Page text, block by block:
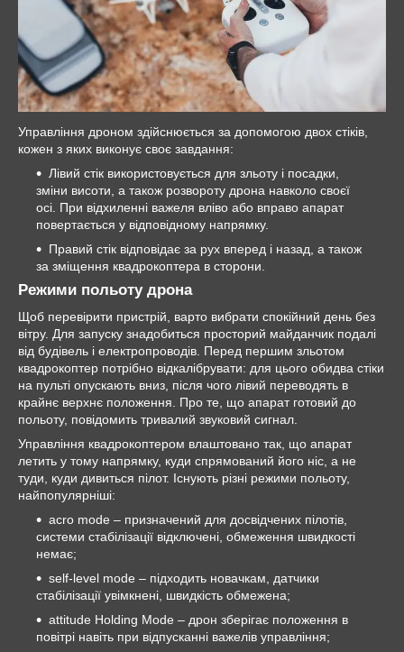
Управління дроном здійснюється за допомогою двох стіків,
кожен з яких виконує своє завдання:
Лівий стік використовується для зльоту і посадки,
зміни висоти, а також розвороту дрона навколо своєї
осі. При відхиленні важеля вліво або вправо апарат
повертається у відповідному напрямку.
Правий стік відповідає за рух вперед і назад, а також
за зміщення квадрокоптера в сторони.
Режими польоту дрона
Щоб перевірити пристрій, варто вибрати спокійний день без
вітру. Для запуску знадобиться просторий майданчик подалі
від будівель і електропроводів. Перед першим зльотом
квадрокоптер потрібно відкалібрувати: для цього обидва стіки
на пульті опускають вниз, після чого лівий переводять в
крайнє верхнє положення. Про те, що апарат готовий до
польоту, повідомить тривалий звуковий сигнал.
Управління квадрокоптером влаштовано так, що апарат
летить у тому напрямку, куди спрямований його ніс, а не
туди, куди дивиться пілот. Існують різні режими польоту,
найпопулярніші:
acro mode – призначений для досвідчених пілотів,
системи стабілізації відключені, обмеження швидкості
немає;
self-level mode – підходить новачкам, датчики
стабілізації увімкнені, швидкість обмежена;
attitude Holding Mode – дрон зберігає положення в
повітрі навіть при відпусканні важелів управління;